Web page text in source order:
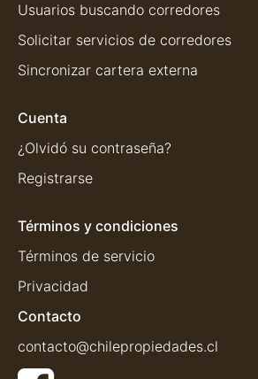
Usuarios buscando corredores
Solicitar servicios de corredores
Sincronizar cartera externa
Cuenta
¿Olvidó su contraseña?
Registrarse
Términos y condiciones
Términos de servicio
Privacidad
Contacto
contacto@chilepropiedades.cl